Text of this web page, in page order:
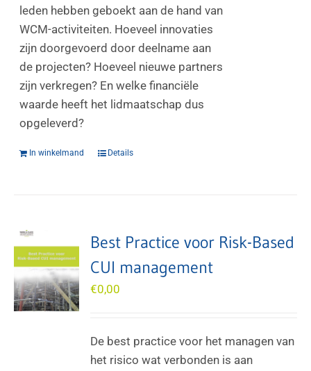
leden hebben geboekt aan de hand van
WCM-activiteiten. Hoeveel innovaties
zijn doorgevoerd door deelname aan
de projecten? Hoeveel nieuwe partners
zijn verkregen? En welke financiële
waarde heeft het lidmaatschap dus
opgeleverd?
In winkelmand Details
Best Practice voor Risk-Based
CUI management
€0,00
De best practice voor het managen van
het risico wat verbonden is aan